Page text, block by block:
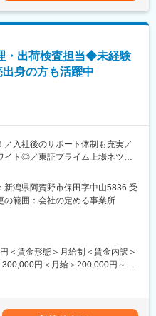
基づき、外観の確認と物性機能
、出荷します。
ルの上達を感じながら働くことが
ような様々な製品にかかわること
少しずつお任せしながら習得をし
辺で行われる設備保全等に関する
での学習機会もございます◎
業務を担当しているものは５名で
・出荷検査担当◆未経験
身の方も活躍中
／入社後のサポート体制も充実／
ト◎／東証プライム上場ネツレ
処理加工ラインを独占し、高周波
、高周波およびー般焼入加工を
出荷検査をお任せ致します。
械部品等に幅広く使用されていま
、疲労強度および靭性の向上さ
出しています。
新潟県阿賀野市保田字中山5836 受
の範囲：会社の定める事業所
＜賃金形態＞月給制＜賃金内訳＞
円＜月給＞200,000円～